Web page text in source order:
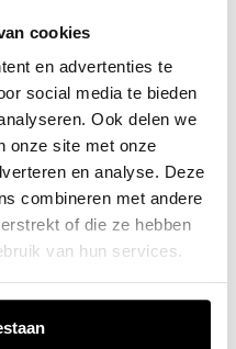
cookies
en advertenties te
social media te bieden
Ook delen we
onze site met onze
en analyse. Deze
combineren met andere
of die ze hebben
van hun services.
has occurred while
consolefor more